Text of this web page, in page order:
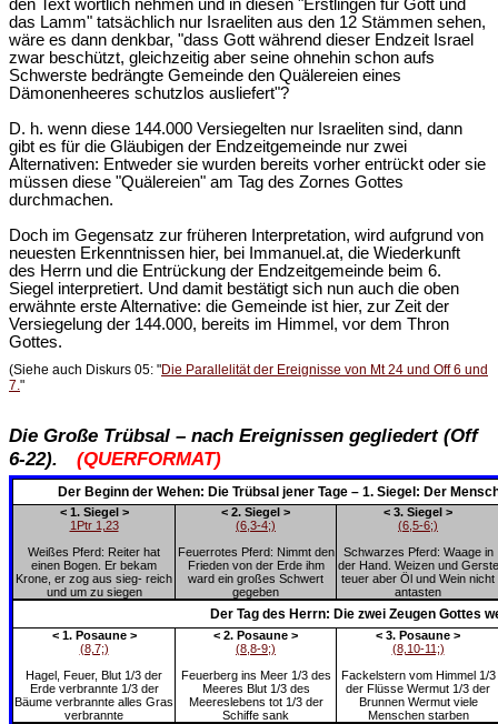
den Text wörtlich nehmen und in diesen "Erstlingen für Gott und
das Lamm" tatsächlich nur Israeliten aus den 12 Stämmen sehen,
wäre es dann denkbar, "dass Gott während dieser Endzeit Israel
zwar beschützt, gleichzeitig aber seine ohnehin schon aufs
Schwerste bedrängte Gemeinde den Quälereien eines
Dämonenheeres schutzlos ausliefert"?
D. h. wenn diese 144.000 Versiegelten nur Israeliten sind, dann
gibt es für die Gläubigen der Endzeitgemeinde nur zwei
Alternativen: Entweder sie wurden bereits vorher entrückt oder sie
müssen diese "Quälereien" am Tag des Zornes Gottes
durchmachen.
Doch im Gegensatz zur früheren Interpretation, wird aufgrund von
neuesten Erkenntnissen hier, bei Immanuel.at, die Wiederkunft
des Herrn und die Entrückung der Endzeitgemeinde beim 6.
Siegel interpretiert. Und damit bestätigt sich nun auch die oben
erwähnte erste Alternative: die Gemeinde ist hier, zur Zeit der
Versiegelung der 144.000, bereits im Himmel, vor dem Thron
Gottes.
(Siehe auch Diskurs 05: "Die Parallelität der Ereignisse von Mt 24 und Off 6 und
7. "
Die Große Trübsal – nach Ereignissen gegliedert (Off
6-22).
(QUERFORMAT)
Der Beginn der Wehen: Die Trübsal jener Tage – 1. Siegel: Der
< 1. Siegel >
1Ptr 1,23
Weißes Pferd: Reiter hat
einen Bogen. Er bekam
Krone, er zog aus sieg- reich
und um zu siegen
< 2. Siegel >
(6,3-4;)
Feuerrotes Pferd: Nimmt den
Frieden von der Erde ihm
ward ein großes Schwert
gegeben
< 3. Siegel >
(6,5-6;)
Schwarzes Pferd: Waage in
der Hand. Weizen und Gerste
teuer aber Öl und Wein nicht
antasten
Der Tag des Herrn: Die zwei Zeugen Gottes
< 1. Posaune >
(8,7;)
Hagel, Feuer, Blut 1/3 der
Erde verbrannte 1/3 der
Bäume verbrannte alles Gras
verbrannte
< 2. Posaune >
(8,8-9;)
Feuerberg ins Meer 1/3 des
Meeres Blut 1/3 des
Meereslebens tot 1/3 der
Schiffe sank
< 3. Posaune >
(8,10-11;)
Fackelstern vom Himmel 1/3
der Flüsse Wermut 1/3 der
Brunnen Wermut viele
Menschen starben